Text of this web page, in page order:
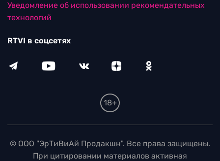
Уведомление об использовании рекомендательных
технологий
RTVI в соцсетях
18+
© ООО "ЭрТиВиАй Продакшн". Все права защищены.
При цитировании материалов активная